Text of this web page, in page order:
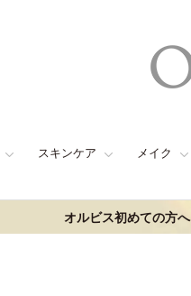
スキンケア メイク
オルビス初めての方へ